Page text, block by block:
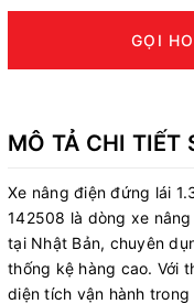
GỌI
MÔ TẢ CHI TIẾT
Xe nâng điện đứng lái
142508 là dòng xe
tại Nhật Bản, chuyên
thống kệ hàng cao. Với
diện tích vận hành